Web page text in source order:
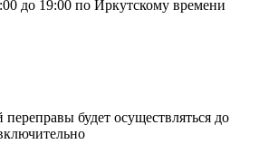
до 19:00 по Иркутскому времени
будет осуществляться до